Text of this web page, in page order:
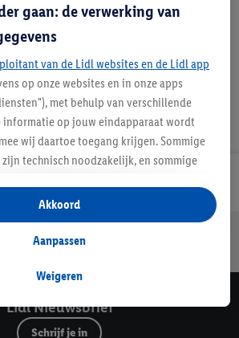
Veilig winkelen
Lidl Nieuwsbrief
Schrijf je in
gaan: de verwerking van
van de Lidl websites en de Lidl app
op onze websites en in onze apps
met behulp van verschillende
informatie op jouw eindapparaat wordt
wij daartoe toegang krijgen. Sommige
technisch noodzakelijk, en sommige
het verzamelen en
of voor het tonen van
binnen en buiten de Lidl-diensten.
in de winkel ook voor de
geeft aan ons voor het personaliseren
vervolgens een Lidl Plus-account
Weigeren
Aanpassen
Akkoord